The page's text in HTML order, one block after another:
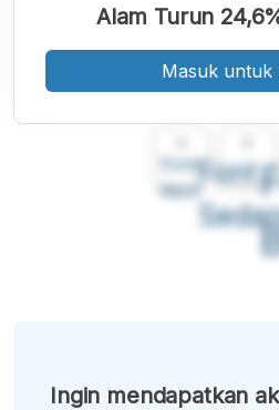
Font
Kecil
Font
Alam Turun
Masuk untuk
Ingin mendapatkan